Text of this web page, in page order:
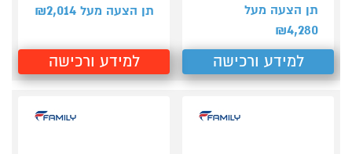
תן הצעה מעל
₪4,280
למידע ורכישה
תן הצעה מעל ₪ 2,014
למידע ורכישה